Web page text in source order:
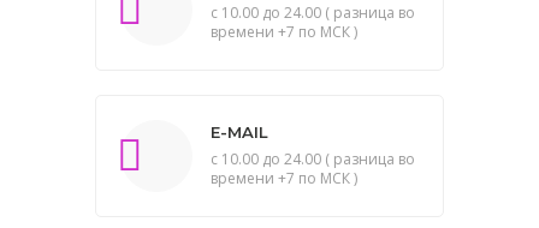
с 10.00 до 24.00 ( разница во
времени +7 по МСК )
E-MAIL
с 10.00 до 24.00 ( разница во
времени +7 по МСК )